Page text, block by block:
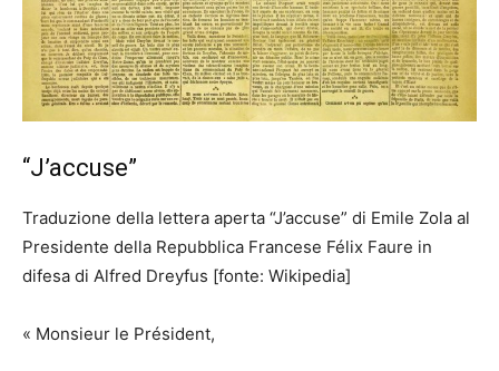
“J’accuse”
Traduzione della lettera aperta “J’accuse” di Emile Zola al
Presidente della Repubblica Francese Félix Faure in
difesa di Alfred Dreyfus [fonte: Wikipedia]
« Monsieur le Président,